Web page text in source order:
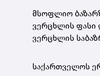
მსოფლიო
ვერცხლის ფასი
ვერცხლის
საქართველოს